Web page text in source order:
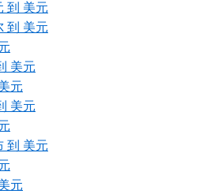
到 美元
到 美元
美元
元
美元
到 美元
元